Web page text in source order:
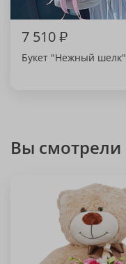
7 510₽
Букет "Нежный шелк"
Вы смотрели